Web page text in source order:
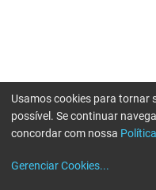
Usamos cookies para tornar
possível. Se continuar
concordar com nossa
Gerenciar Cookies...
Erro ao enviar